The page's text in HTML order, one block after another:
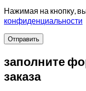
Нажимая на кнопку,
конфиденциальности
Отправить
заполните
заказа